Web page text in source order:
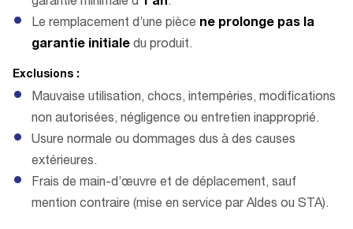
Le remplacement d’une pièce ne prolonge pas la
garantie initiale du produit.
Exclusions :
Mauvaise utilisation, chocs, intempéries, modifications
non autorisées, négligence ou entretien inapproprié.
Usure normale ou dommages dus à des causes
extérieures.
Frais de main-d’œuvre et de déplacement, sauf
mention contraire (mise en service par Aldes ou STA).